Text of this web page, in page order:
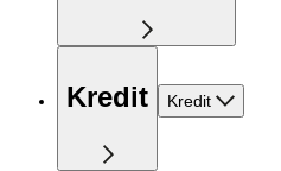
Kredit Kredit